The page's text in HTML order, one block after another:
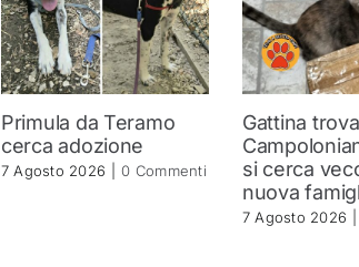
Primula da Teramo
cerca adozione
7 Agosto 2026 0 Commenti
Gattina
si cerca
nuova
7 Agosto 2026